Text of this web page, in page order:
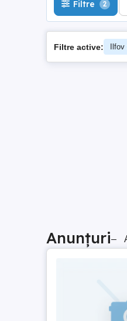
Filtre 2
Filtre active: Ilfov
Anunțuri–